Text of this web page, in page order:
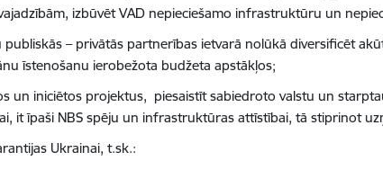
izbūvēt VAD nepieciešamo infrastruktūru un
– privātās partnerības ietvarā nolūkā diversificēt
īstenošanu ierobežota budžeta apstākļos;
un iniciētos projektus, piesaistīt sabiedroto valstu un
it īpaši NBS spēju un infrastruktūras attīstībai, tā stiprinot
Ukrainai, t.sk.: